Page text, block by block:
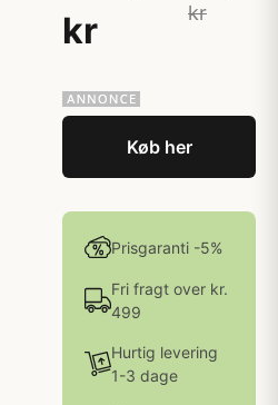
kr
kr
Køb her
Prisgaranti -5%
Fri fragt over kr.
499
Hurtig levering
1-3 dage